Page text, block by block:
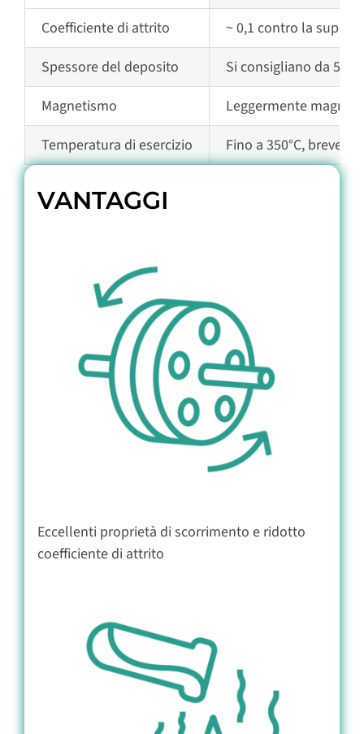
Coefficiente di attrito
~ 0,1 contro la
Spessore del deposito
Si consigliano da 5 a
Magnetismo
Leggermente
Temperatura di esercizio
Fino a 350°C,
VANTAGGI
Eccellenti proprietà di scorrimento e ridotto
coefficiente di attrito